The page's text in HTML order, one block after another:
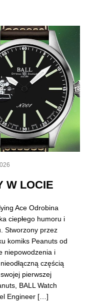
W LOCIE
Ace Odrobina
ciepłego humoru i
Stworzony przez
komiks Peanuts od
niepowodzenia i
częścią
pierwszej
BALL Watch
Engineer […]